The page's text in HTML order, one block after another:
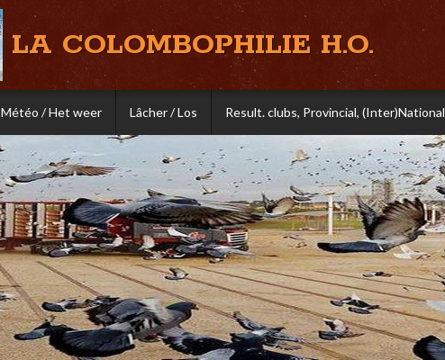
LA COLOMBOPHILIE H.O.
Météo / Het weer Lâcher / Los Result. clubs, Provincial, (Inter)National